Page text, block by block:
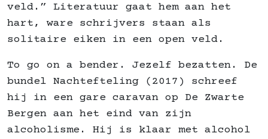
veld.” Literatuur gaat hem aan het
hart, ware schrijvers staan als
solitaire eiken in een open veld.
To go on a bender. Jezelf bezatten. De
bundel Nachtefteling (2017) schreef
hij in een gare caravan op De Zwarte
Bergen aan het eind van zijn
alcoholisme. Hij is klaar met alcohol